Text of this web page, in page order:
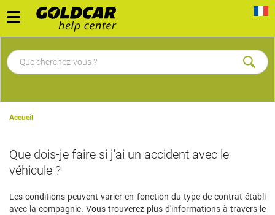
Toggle
navigation
Accueil
Que dois-je faire si j'ai un accident avec le
véhicule ?
Les conditions peuvent varier en fonction du type de contrat établi
avec la compagnie. Vous trouverez plus d'informations à travers le